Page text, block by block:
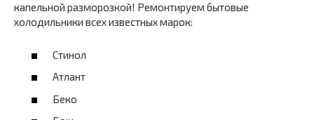
капельной разморозкой! Ремонтируем бытовые
холодильники всех известных марок:
Стинол
Атлант
Беко